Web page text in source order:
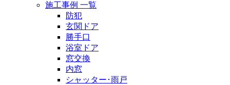
施工事例 一覧
防犯
玄関ドア
勝手口
浴室ドア
窓交換
内窓
シャッター･雨戸